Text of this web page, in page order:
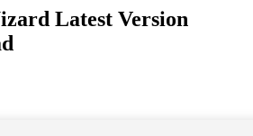
Latest Version